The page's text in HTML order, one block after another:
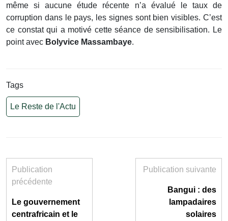
même si aucune étude récente n’a évalué le taux de
corruption dans le pays, les signes sont bien visibles. C’est
ce constat qui a motivé cette séance de sensibilisation. Le
point avec Bolyvice Massambaye.
Tags
Le Reste de l'Actu
Publication
précédente
Le gouvernement
centrafricain et le
Publication suivante
Bangui : des
lampadaires
solaires